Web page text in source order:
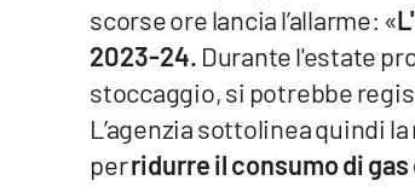
scorse ore lancia l’allarme: «
2023-24. Durante l'estate
stoccaggio, si potrebbe
L’agenzia sottolinea quindi
perridurre il consumo di